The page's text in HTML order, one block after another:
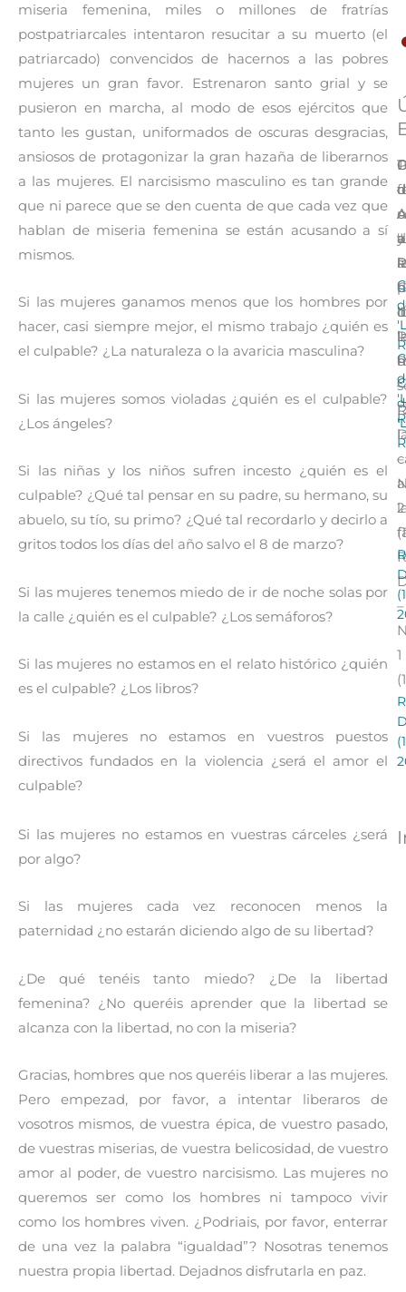
miseria femenina, miles o millones de fratrías
postpatriarcales intentaron resucitar a su muerto (el
patriarcado) convencidos de hacernos a las pobres
mujeres un gran favor. Estrenaron santo grial y se
pusieron en marcha, al modo de esos ejércitos que
tanto les gustan, uniformados de oscuras desgracias,
ansiosos de protagonizar la gran hazaña de liberarnos
a las mujeres. El narcisismo masculino es tan grande
que ni parece que se den cuenta de que cada vez que
hablan de miseria femenina se están acusando a sí
mismos.
Si las mujeres ganamos menos que los hombres por
hacer, casi siempre mejor, el mismo trabajo ¿quién es
el culpable? ¿La naturaleza o la avaricia masculina?
Si las mujeres somos violadas ¿quién es el culpable?
¿Los ángeles?
Si las niñas y los niños sufren incesto ¿quién es el
culpable? ¿Qué tal pensar en su padre, su hermano, su
abuelo, su tío, su primo? ¿Qué tal recordarlo y decirlo a
gritos todos los días del año salvo el 8 de marzo?
Si las mujeres tenemos miedo de ir de noche solas por
la calle ¿quién es el culpable? ¿Los semáforos?
Si las mujeres no estamos en el relato histórico ¿quién
es el culpable? ¿Los libros?
Si las mujeres no estamos en vuestros puestos
directivos fundados en la violencia ¿será el amor el
culpable?
Si las mujeres no estamos en vuestras cárceles ¿será
por algo?
Si las mujeres cada vez reconocen menos la
paternidad ¿no estarán diciendo algo de su libertad?
¿De qué tenéis tanto miedo? ¿De la libertad
femenina? ¿No queréis aprender que la libertad se
alcanza con la libertad, no con la miseria?
Gracias, hombres que nos queréis liberar a las mujeres.
Pero empezad, por favor, a intentar liberaros de
vosotros mismos, de vuestra épica, de vuestro pasado,
de vuestras miserias, de vuestra belicosidad, de vuestro
amor al poder, de vuestro narcisismo. Las mujeres no
queremos ser como los hombres ni tampoco vivir
como los hombres viven. ¿Podriais, por favor, enterrar
de una vez la palabra “igualdad”? Nosotras tenemos
nuestra propia libertad. Dejadnos disfrutarla en paz.
a
y
–
a
–
1
–
2